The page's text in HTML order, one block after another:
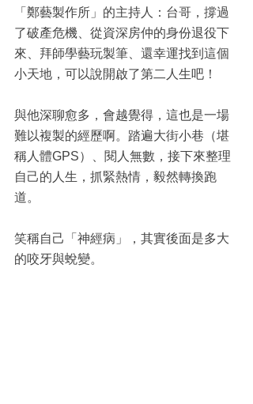
「鄭藝製作所」的主持人：台哥，撐過
了破產危機、從資深房仲的身份退役下
來、拜師學藝玩製筆、還幸運找到這個
小天地，可以說開啟了第二人生吧！
與他深聊愈多，會越覺得，這也是一場
難以複製的經歷啊。踏遍大街小巷（堪
稱人體GPS）、閱人無數，接下來整理
自己的人生，抓緊熱情，毅然轉換跑
道。
笑稱自己「神經病」，其實後面是多大
的咬牙與蛻變。